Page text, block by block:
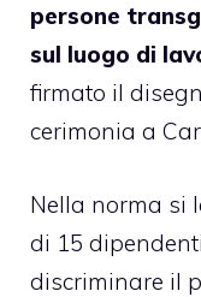
persone
sul luogo di
firmato il
cerimonia a
Nella norma si
di 15
discriminare il